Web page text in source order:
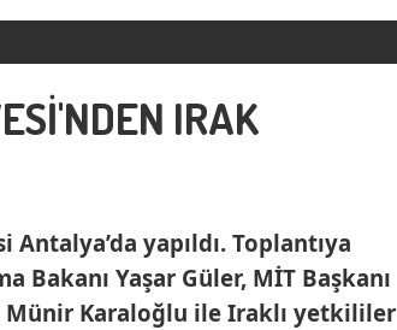
IRAK
yapıldı. Toplantıya
Bakanı Yaşar Güler, MİT Başkanı
Münir Karaloğlu ile Iraklı yetkililer